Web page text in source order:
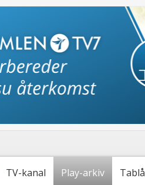
TV-kanal Play-arkiv Tablå